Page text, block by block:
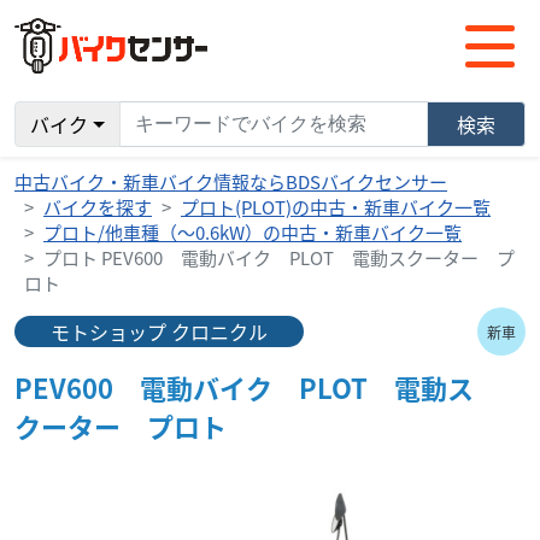
バイク 検索
中古バイク・新車バイク情報ならBDSバイクセンサー
バイクを探す
プロト(PLOT)の中古・新車バイク一覧
プロト/他車種（～0.6kW）の中古・新車バイク一覧
プロト PEV600 電動バイク PLOT 電動スクーター プ
ロト
モトショップ クロニクル 新車
PEV600 電動バイク PLOT 電動ス
クーター プロト